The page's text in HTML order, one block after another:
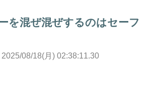
を混ぜ混ぜするのはセーフ
2025/08/18(月) 02:38:11.30